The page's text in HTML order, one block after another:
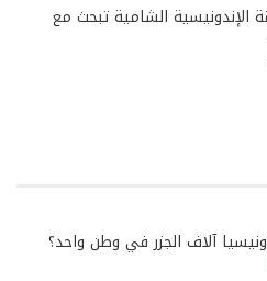
الشامية تبحث مع
آلاف الجزر في وطن واحد؟